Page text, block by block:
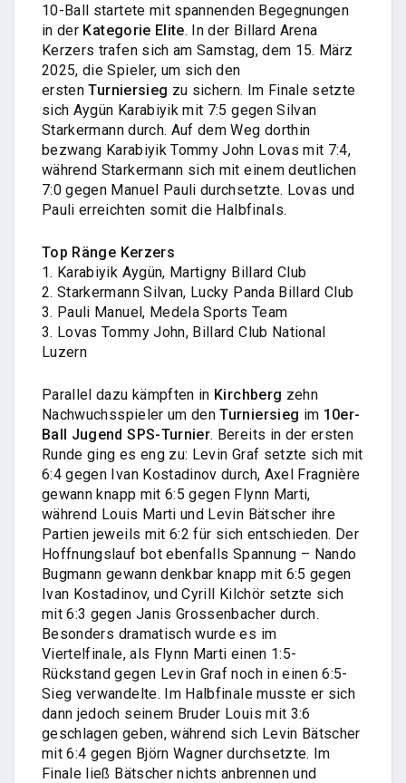
10-Ball startete mit spannenden Begegnungen
in der Kategorie Elite. In der Billard Arena
Kerzers trafen sich am Samstag, dem 15. März
2025, die Spieler, um sich den
ersten Turniersieg zu sichern. Im Finale setzte
sich Aygün Karabiyik mit 7:5 gegen Silvan
Starkermann durch. Auf dem Weg dorthin
bezwang Karabiyik Tommy John Lovas mit 7:4,
während Starkermann sich mit einem deutlichen
7:0 gegen Manuel Pauli durchsetzte. Lovas und
Pauli erreichten somit die Halbfinals.
Top Ränge Kerzers
1. Karabiyik Aygün, Martigny Billard Club
2. Starkermann Silvan, Lucky Panda Billard Club
3. Pauli Manuel, Medela Sports Team
3. Lovas Tommy John, Billard Club National
Luzern
Parallel dazu kämpften in Kirchberg zehn
Nachwuchsspieler um denTurniersieg im 10er-
Ball Jugend SPS-Turnier. Bereits in der ersten
Runde ging es eng zu: Levin Graf setzte sich mit
6:4 gegen Ivan Kostadinov durch, Axel Fragnière
gewann knapp mit 6:5 gegen Flynn Marti,
während Louis Marti und Levin Bätscher ihre
Partien jeweils mit 6:2 für sich entschieden. Der
Hoffnungslauf bot ebenfalls Spannung – Nando
Bugmann gewann denkbar knapp mit 6:5 gegen
Ivan Kostadinov, und Cyrill Kilchör setzte sich
mit 6:3 gegen Janis Grossenbacher durch.
Besonders dramatisch wurde es im
Viertelfinale, als Flynn Marti einen 1:5-
Rückstand gegen Levin Graf noch in einen 6:5-
Sieg verwandelte. Im Halbfinale musste er sich
dann jedoch seinem Bruder Louis mit 3:6
geschlagen geben, während sich Levin Bätscher
mit 6:4 gegen Björn Wagner durchsetzte. Im
Finale ließ Bätscher nichts anbrennen und